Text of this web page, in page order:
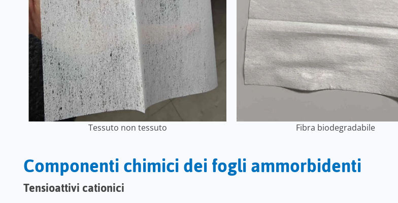
Tessuto non tessuto Fibra biodegradabile
Componenti chimici dei fogli ammorbidenti
Tensioattivi cationici